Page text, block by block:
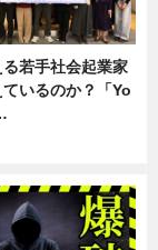
若手社会起業家
いるのか？「Yo